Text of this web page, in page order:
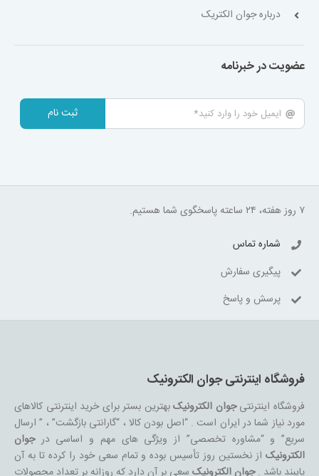
درباره جوان الکتریک
عضویت در خبرنامه
ثبت نام
۷ روز هفته، ۲۴ ساعته پاسخگوی شما هستیم.
شماره تماس
پیگیری سفارش
پرسش و پاسخ
فروشگاه اینترنتی جوان الکترونیک
فروشگاه اینترنتیجوان الکترونیکبهترین بستر برای خرید اینترنتی کالاهای
مورد نیاز شما در ایران است . “اصل بودن کالا ، “گارانتی بازگشت” ، ” ارسال
سریع” و “مشاوره تخصصی” از ویژگی های مهم و اساسی درجوان
الکترونیکاز نخستین روز تأسیس بوده و تمام سعی خود را کرده تا به آن
پایبند باشد .جوان الکترونیکسعی بر آن دارد که روزانه بر تعداد محصولات